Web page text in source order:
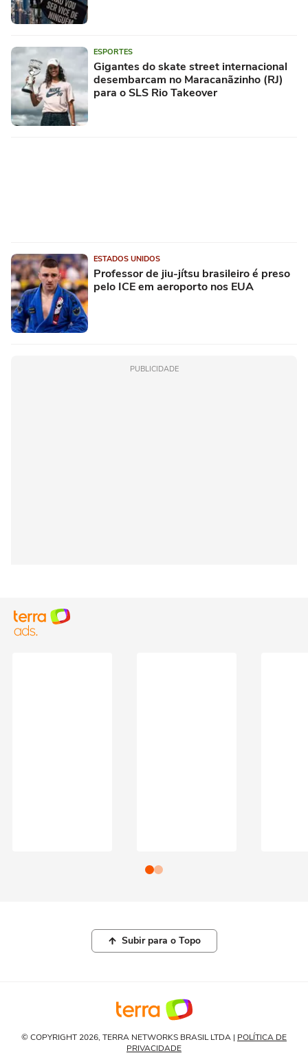
ESPORTES
Gigantes do skate street internacional
desembarcam no Maracanãzinho (RJ)
para o SLS Rio Takeover
ESTADOS UNIDOS
Professor de jiu-jítsu brasileiro é preso
pelo ICE em aeroporto nos EUA
PUBLICIDADE
Subir para o Topo
© COPYRIGHT 2026, TERRA NETWORKS BRASIL LTDA | POLÍTICA DE
PRIVACIDADE